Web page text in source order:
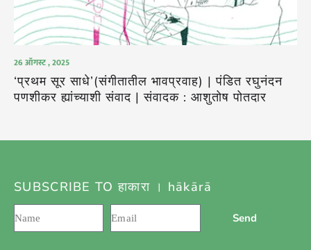
26 ऑगस्ट , 2025
‘प्रथम सूर साधे’(संगीतातील भावप्रवाह) | पंडित रघुनंदन
पणशीकर ह्यांच्याशी संवाद | संवादक : आशुतोष पोतदार
SUBSCRIBE TO हाकारा । hākārā
Send